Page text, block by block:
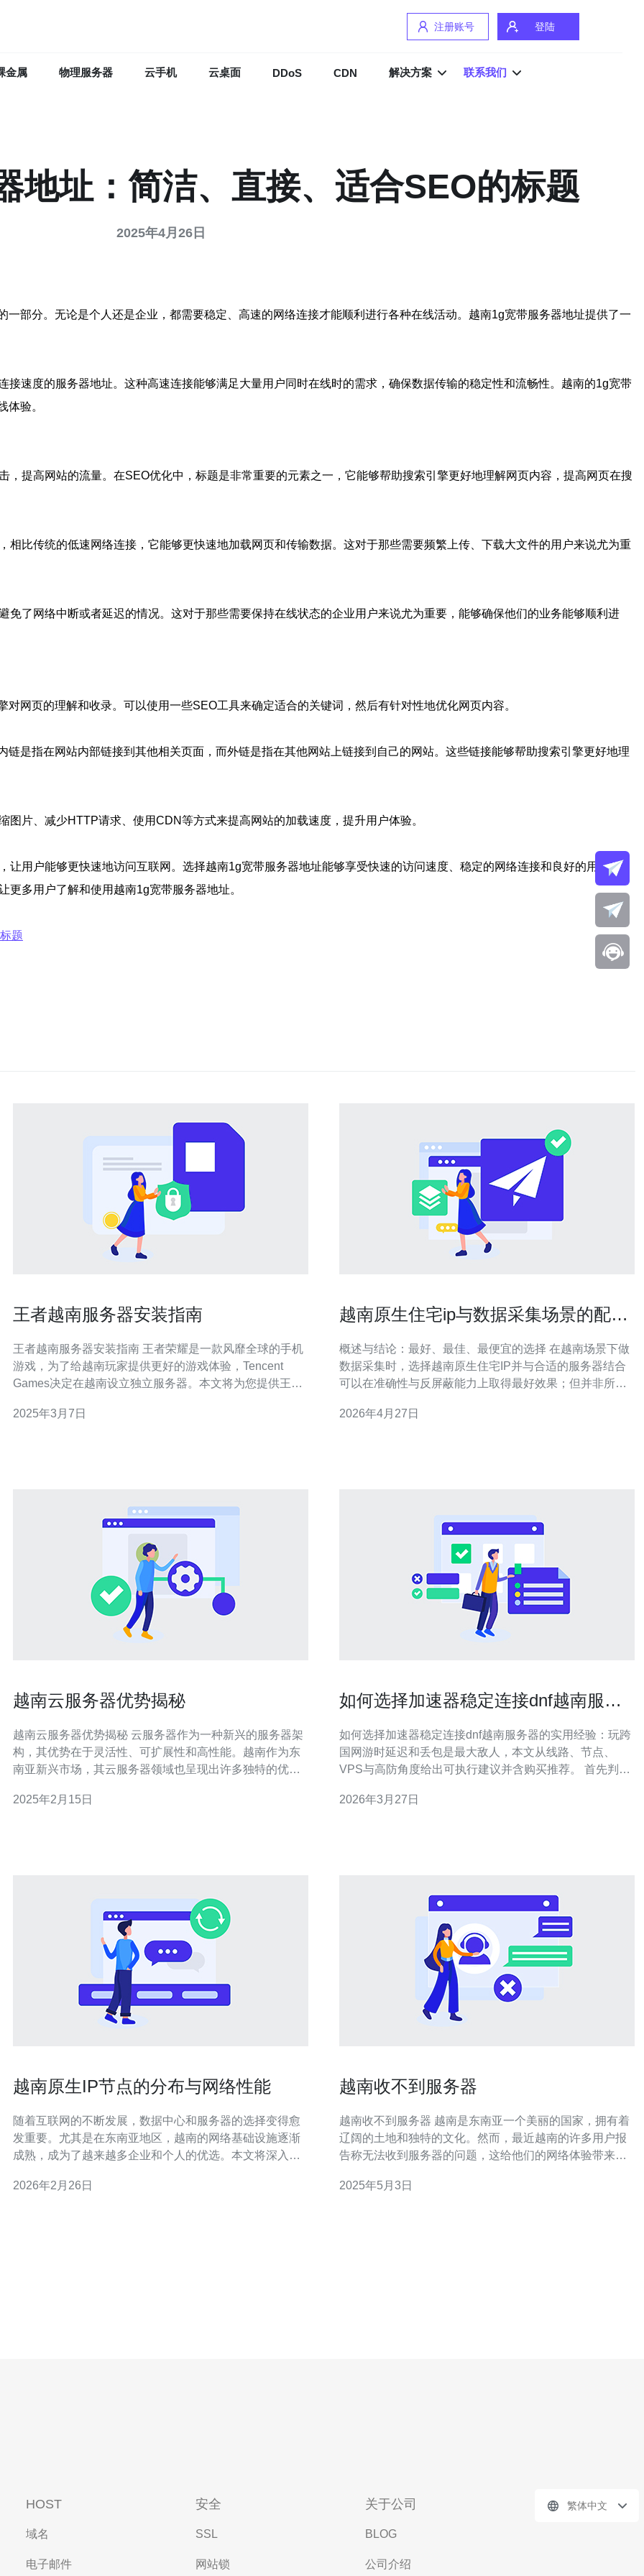
注册账号 登陆
金属 物理服务器 云手机 云桌面 DDoS CDN 解决方案 联系我们
地址：简洁、直接、适合SEO的标题
2025年4月26日
部分。无论是个人还是企业，都需要稳定、高速的网络连接才能顺利进行各种在线活动。越南1g宽带服务器地址提供了一
接速度的服务器地址。这种高速连接能够满足大量用户同时在线时的需求，确保数据传输的稳定性和流畅性。越南的1g宽带
体验。
，提高网站的流量。在SEO优化中，标题是非常重要的元素之一，它能够帮助搜索引擎更好地理解网页内容，提高网页在搜
相比传统的低速网络连接，它能够更快速地加载网页和传输数据。这对于那些需要频繁上传、下载大文件的用户来说尤为重
免了网络中断或者延迟的情况。这对于那些需要保持在线状态的企业用户来说尤为重要，能够确保他们的业务能够顺利进
网页的理解和收录。可以使用一些SEO工具来确定适合的关键词，然后有针对性地优化网页内容。
是指在网站内部链接到其他相关页面，而外链是指在其他网站上链接到自己的网站。这些链接能够帮助搜索引擎更好地理
片、减少HTTP请求、使用CDN等方式来提高网站的加载速度，提升用户体验。
让用户能够更快速地访问互联网。选择越南1g宽带服务器地址能够享受快速的访问速度、稳定的网络连接和良好的用户体
多用户了解和使用越南1g宽带服务器地址。
题
王者越南服务器安装指南
王者越南服务器安装指南 王者荣耀是一款风靡全球的手机
游戏，为了给越南玩家提供更好的游戏体验，Tencent
Games决定在越南设立独立服务器。本文将为您提供王者
快的游戏乐趣。 在开始安装之前，您需要准备以下工具和
2025年3月7日
越南原生住宅ip与数据采集场景的配合
概述与结论：最好、最佳、最便宜的选择 在越南场景下做
数据采集时，选择越南原生住宅IP并与合适的服务器结合
可以在准确性与反屏蔽能力上取得最好效果；但并非所有
常常是使用本地化的住宅IP池+低配置云服务器做调度，既
2026年4月27日
越南云服务器优势揭秘
越南云服务器优势揭秘 云服务器作为一种新兴的服务器架
构，其优势在于灵活性、可扩展性和高性能。越南作为东
南亚新兴市场，其云服务器领域也呈现出许多独特的优
了解。 越南地理位置优越，位于东南亚，与中国、泰国、
2025年2月15日
如何选择加速器稳定连接dnf越南服务
如何选择加速器稳定连接dnf越南服务器的实用经验：玩跨
国网游时延迟和丢包是最大敌人，本文从线路、节点、
VPS与高防角度给出可执行建议并含购买推荐。 首先判断
IDC侧不稳定。用ping、tracert/tracepath、mtr等工具测量
2026年3月27日
越南原生IP节点的分布与网络性能
随着互联网的不断发展，数据中心和服务器的选择变得愈
发重要。尤其是在东南亚地区，越南的网络基础设施逐渐
成熟，成为了越来越多企业和个人的优选。本文将深入探
一些相关的服务器和VPS购买渠道。 首先，我们需要了解
2026年2月26日
越南收不到服务器
越南收不到服务器 越南是东南亚一个美丽的国家，拥有着
辽阔的土地和独特的文化。然而，最近越南的许多用户报
告称无法收到服务器的问题，这给他们的网络体验带来了
赖互联网进行日常生活和工作。然而，最近一些用户发
2025年5月3日
HOST
域名
电子邮件
安全
SSL
网站锁
关于公司
BLOG
公司介绍
繁体中文